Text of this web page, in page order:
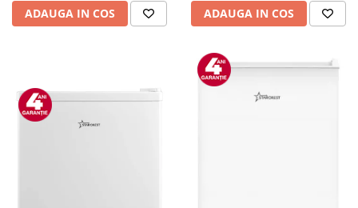
ADAUGA IN COS ADAUGA IN COS